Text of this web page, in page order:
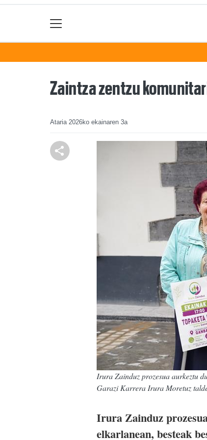
Zaintza zentzu
Ataria 2026ko ekainaren 3a
Irura Zainduz prozesua aurkeztu
Garazi Karrera Irura Moretuz
Irura Zainduz
elkarlanean, besteak